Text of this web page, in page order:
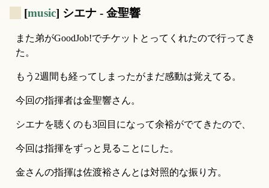
[music] シエナ - 金聖響
また弟がGoodJob!でチケットとってくれたので行ってき
た。
もう2週間も経ってしまったがまだ感動は覚えてる。
今回の指揮者は金聖響さん。
シエナを聴くのも3回目になって余裕がでてきたので、
今回は指揮をずっと見ることにした。
金さんの指揮は佐渡裕さんとは対照的な振り方。